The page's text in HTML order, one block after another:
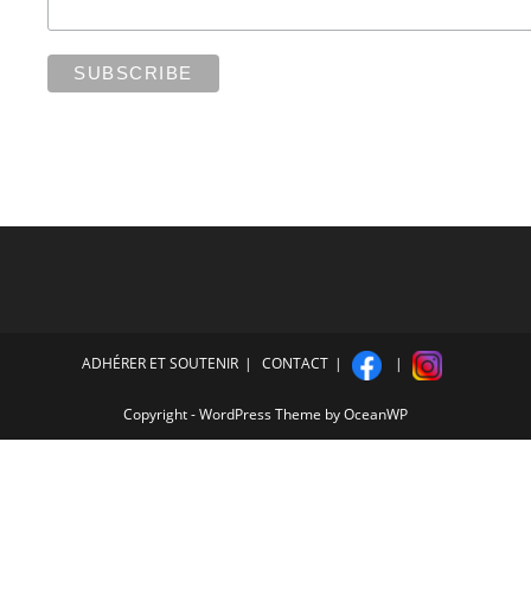
ADHÉRER ET SOUTENIR CONTACT
Copyright - WordPress Theme by OceanWP